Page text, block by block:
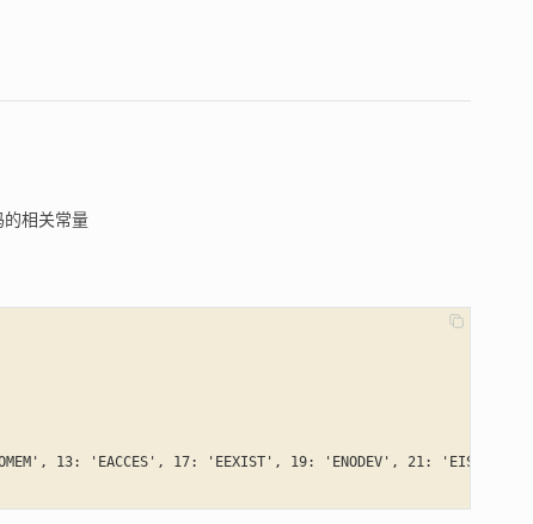
相关常量
'EACCES', 17: 'EEXIST', 19: 'ENODEV', 21: 'EISDIR', 22: